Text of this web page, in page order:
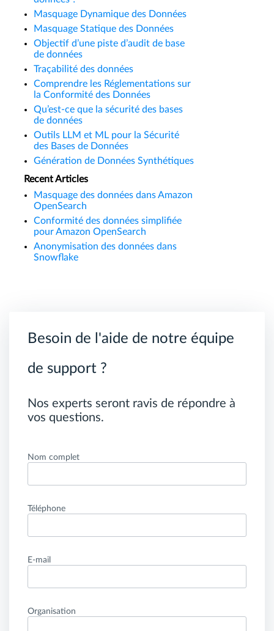
Masquage Dynamique des Données
Masquage Statique des Données
Objectif d’une piste d’audit de base
de données
Traçabilité des données
Comprendre les Réglementations sur
la Conformité des Données
Qu’est-ce que la sécurité des bases
de données
Outils LLM et ML pour la Sécurité
des Bases de Données
Génération de Données Synthétiques
Recent Articles
Masquage des données dans Amazon
OpenSearch
Conformité des données simplifiée
pour Amazon OpenSearch
Anonymisation des données dans
Snowflake
Besoin de l'aide de notre équipe
de support ?
Nos experts seront ravis de répondre à
vos questions.
Nom complet
Téléphone
E-mail
Organisation